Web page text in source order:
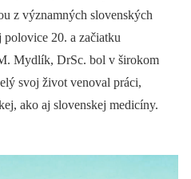
z významných slovenských
20. a začiatku
Mydlík, DrSc. bol v širokom
svoj život venoval práci,
ako aj slovenskej medicíny.